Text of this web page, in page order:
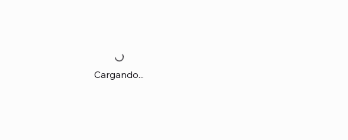
Cargando...